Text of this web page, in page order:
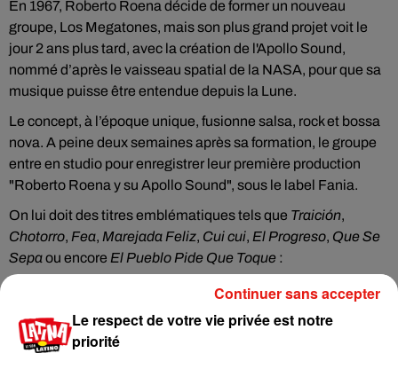
En 1967, Roberto Roena décide de former un nouveau
groupe, Los Megatones, mais son plus grand projet voit le
jour 2 ans plus tard, avec la création de l'Apollo Sound,
nommé d’après le vaisseau spatial de la NASA, pour que sa
musique puisse être entendue depuis la Lune.
Le concept, à l’époque unique, fusionne salsa, rock et bossa
nova. A peine deux semaines après sa formation, le groupe
entre en studio pour enregistrer leur première production
"Roberto Roena y su Apollo Sound", sous le label Fania.
On lui doit des titres emblématiques tels que Traición,
Chotorro, Fea, Marejada Feliz, Cui cui, El Progreso, Que Se
Sepaou encore El Pueblo Pide Que Toque :
Cet élément est masqué compte-tenu du refus du
dépôt de cookies que vous avez exprimé. Si vous
Le respect de votre vie privée est notre
priorité
Continuer sans accepter